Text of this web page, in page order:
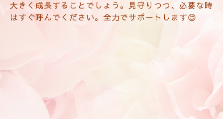
大きく成長することでしょう。見守りつつ、必要な時
はすぐ呼んでください。全力でサポートします😊